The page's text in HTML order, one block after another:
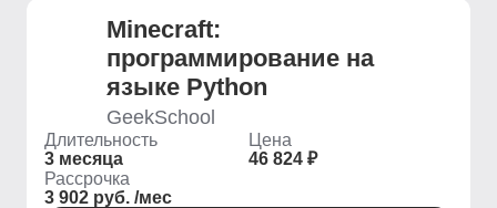
Minecraft:
программирование на
языке Python
GeekSchool
Длительность
3 месяца
Цена
46 824 ₽
Рассрочка
3 902 руб. /мес